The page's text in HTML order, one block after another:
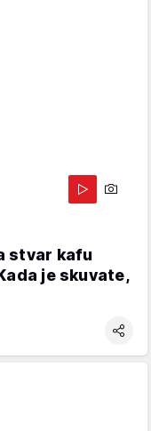
stvar kafu
je skuvate,